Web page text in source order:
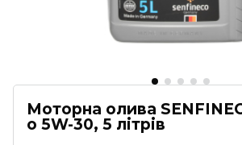
Моторна олива
o 5W-30, 5 літрів